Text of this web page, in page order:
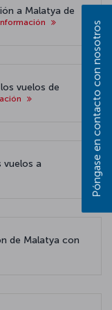
a Malatya de
vuelos de
vuelos a
de Malatya con
Póngase en contacto con nosotros